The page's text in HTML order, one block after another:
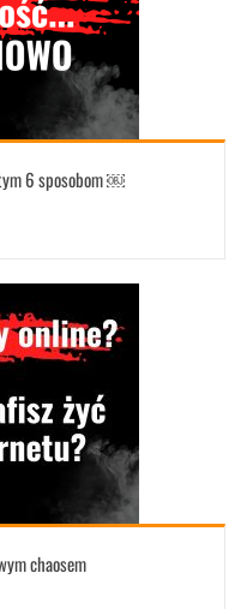
6 sposobom ￼
chaosem